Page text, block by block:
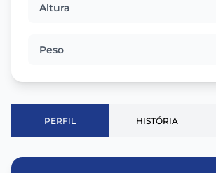
Altura
Peso
PERFIL HISTÓRIA